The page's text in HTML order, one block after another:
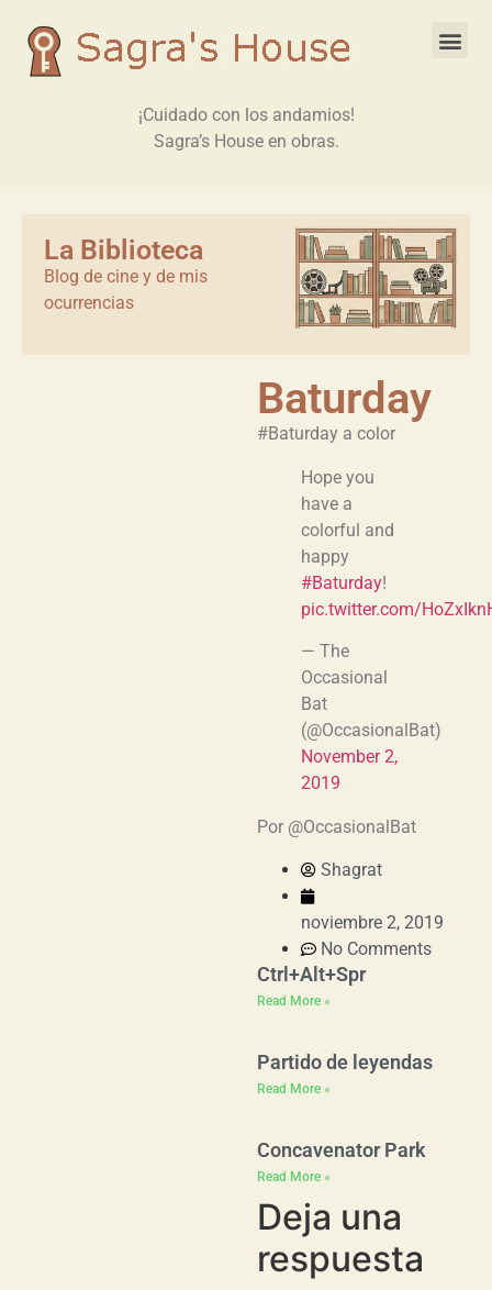
¡Cuidado con los andamios!
Sagra’s House en obras.
La Biblioteca
Blog de cine y de mis
ocurrencias
Baturday
#Baturday a color
Hope you
have a
colorful and
happy
#Baturday!
pic.twitter.com/
— The
Occasional
Bat
(@OccasionalBat)
November 2,
2019
Por @OccasionalBat
Shagrat
noviembre 2, 2019
No Comments
Ctrl+Alt+Spr
Read More »
Partido de leyendas
Read More »
Concavenator Park
Read More »
Deja una
respuesta